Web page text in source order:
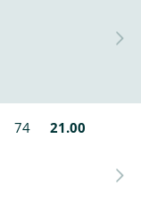
74 21.00